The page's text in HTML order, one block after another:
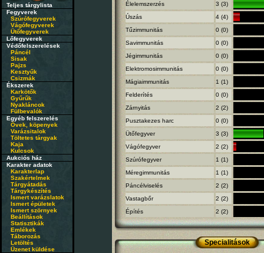
Teljes tárgylista
Fegyverek
Szúrófegyverek
Vágófegyverek
Ütőfegyverek
Lőfegyverek
Védőfelszerelések
Páncél
Sisak
Pajzs
Kesztyűk
Csizmák
Ékszerek
Karkötők
Gyűrűk
Nyakláncok
Fülbevalók
Egyéb felszerelés
Övek, köpenyek
Varázsitalok
Töltetes tárgyak
Kaja
Kulcsok
Aukciós ház
Karakter adatok
Karakterlap
Szakértelmek
Tárgyátadás
Tárgykészítés
Ismert varázslatok
Ismert épületek
Ismert szörnyek
Beállítások
Statisztikák
Emlékek
Táborozás
Letöltés
Üzenet küldése
Élelemszerzés
3 (3)
Úszás
4 (4)
Tűzimmunitás
0 (0)
Savimmunitás
0 (0)
Jégimmunitás
0 (0)
Elektromosimmunitás
0 (0)
Mágiaimmunitás
1 (1)
Felderítés
0 (0)
Zárnyitás
2 (2)
Pusztakezes harc
0 (0)
Ütőfegyver
3 (3)
Vágófegyver
2 (2)
Szúrófegyver
1 (1)
Méregimmunitás
1 (1)
Páncélviselés
2 (2)
Vastagbőr
2 (2)
Építés
2 (2)
Specialitások